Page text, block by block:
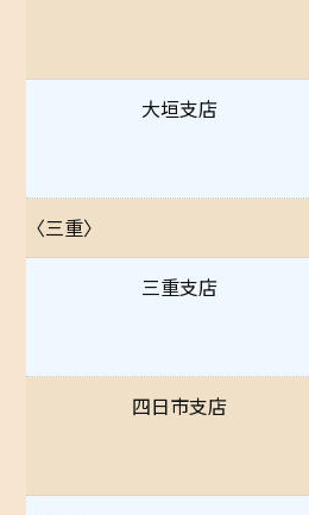
大垣支店
〈三重〉
三重支店
四日市支店